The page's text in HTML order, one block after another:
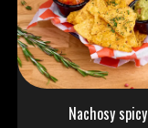
Nachosy spicy